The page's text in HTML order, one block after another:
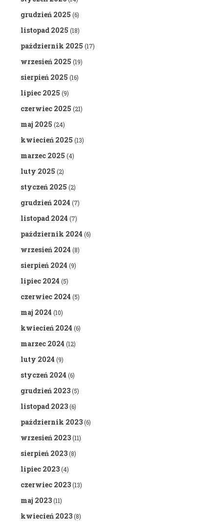
grudzień 2025 (6)
listopad 2025 (18)
październik 2025 (17)
wrzesień 2025 (19)
sierpień 2025 (16)
lipiec 2025 (9)
czerwiec 2025 (21)
maj 2025 (24)
kwiecień 2025 (13)
marzec 2025 (4)
luty 2025 (2)
styczeń 2025 (2)
grudzień 2024 (7)
listopad 2024 (7)
październik 2024 (6)
wrzesień 2024 (8)
sierpień 2024 (9)
lipiec 2024 (5)
czerwiec 2024 (5)
maj 2024 (10)
kwiecień 2024 (6)
marzec 2024 (12)
luty 2024 (9)
styczeń 2024 (6)
grudzień 2023(5)
listopad 2023(6)
październik 2023(6)
wrzesień 2023(11)
sierpień 2023(8)
lipiec 2023(4)
czerwiec 2023(13)
maj 2023(11)
kwiecień 2023(8)